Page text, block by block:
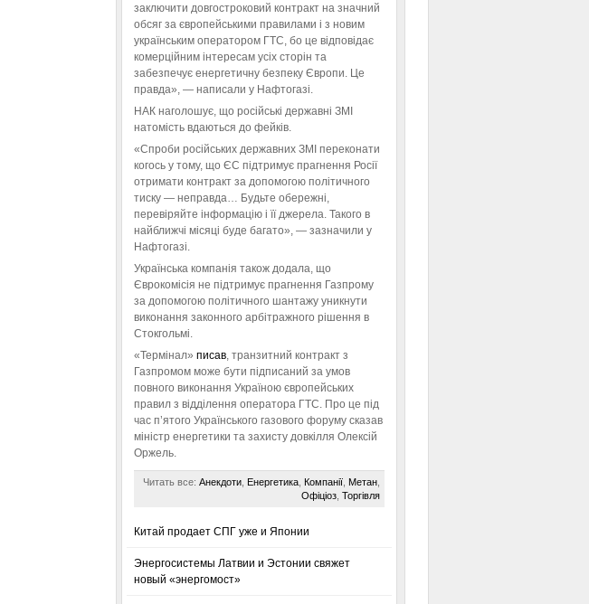
заключити довгостроковий контракт на значний
обсяг за європейськими правилами і з новим
українським оператором ГТС, бо це відповідає
комерційним інтересам усіх сторін та
забезпечує енергетичну безпеку Європи. Це
правда», — написали у Нафтогазі.
НАК наголошує, що російські державні ЗМІ
натомість вдаються до фейків.
«Спроби російських державних ЗМІ переконати
когось у тому, що ЄС підтримує прагнення Росії
отримати контракт за допомогою політичного
тиску — неправда… Будьте обережні,
перевіряйте інформацію і її джерела. Такого в
найближчі місяці буде багато», — зазначили у
Нафтогазі.
Українська компанія також додала, що
Єврокомісія не підтримує прагнення Газпрому
за допомогою політичного шантажу уникнути
виконання законного арбітражного рішення в
Стокгольмі.
«Термінал» писав, транзитний контракт з
Газпромом може бути підписаний за умов
повного виконання Україною європейських
правил з відділення оператора ГТС. Про це під
час п’ятого Українського газового форуму сказав
міністр енергетики та захисту довкілля Олексій
Оржель.
Читать все: Анекдоти, Енергетика, Компанії, Метан,
Офіціоз, Торгівля
Китай продает СПГ уже и Японии
Энергосистемы Латвии и Эстонии свяжет
новый «энергомост»